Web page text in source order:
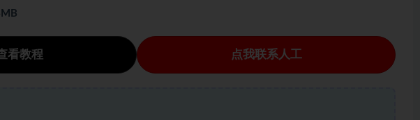
看教程 点我联系人工